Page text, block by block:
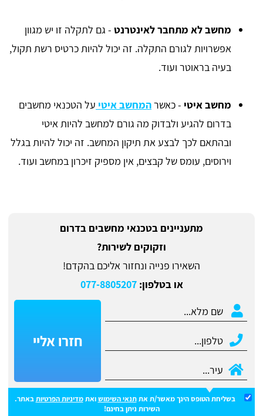
מחשב לא מתחבר לאינטרנט - גם לתקלה זו יש מגוון
אפשרויות לגורם התקלה. זה יכול להיות כרטיס רשת תקול,
בעיה בראוטר ועוד.
מחשב איטי - כאשרהמחשב איטי על הטכנאי מחשבים
בדרום להגיע ולבדוק מה גורם למחשב להיות איטי
ובהתאם לכך לבצע את תיקון המחשב. זה יכול להיות בגלל
וירוסים, עומס של קבצים, אין מספיק זיכרון במחשב ועוד.
מתעניינים בטכנאי מחשבים בדרום
וזקוקים לשירות?
השאירו פנייה ונחזור אליכם בהקדם!
או בטלפון:077-8805207
חזרו אליי
בשליחת הטופס הינך מאשר/ת אתתנאי השימושואתמדיניות הפרטיותבאתר.
השירות ניתן בחינם!